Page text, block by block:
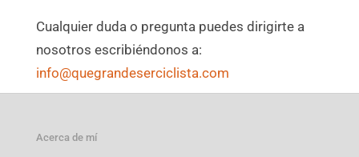
Cualquier duda o pregunta puedes dirigirte a
nosotros escribiéndonos a:
info@quegrandeserciclista.com
Acerca de mí